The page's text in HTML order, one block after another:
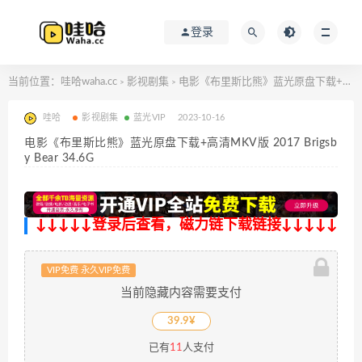
登录
当前位置： 哇哈waha.cc > 影视剧集 > 电影《布里斯比熊》蓝光原盘下载+高清MKV版 2017 Brigsby Bear 34.6G
哇哈 影视剧集 蓝光VIP 2023-10-16
电影《布里斯比熊》蓝光原盘下载+高清MKV版 2017 Brigsb
y Bear 34.6G
↓↓↓↓↓登录后查看，磁力链下载链接↓↓↓↓↓
VIP免费 永久VIP免费
当前隐藏内容需要支付
39.9¥
已有 11人支付